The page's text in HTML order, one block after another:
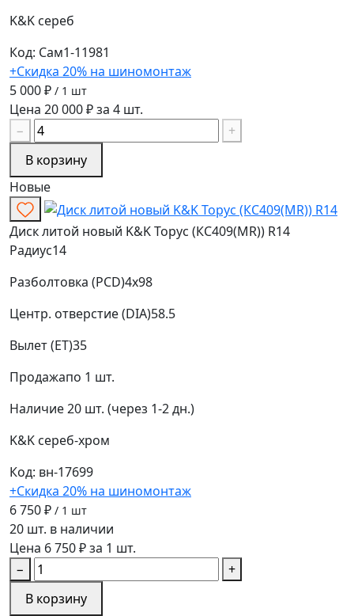
K&K сереб
Код: Сам1-11981
+Скидка 20% на шиномонтаж
5 000 ₽ / 1 шт
Цена 20 000 ₽ за 4 шт.
−
+
В корзину
Новые
Диск литой новый K&K Торус (КС409(MR)) R14
Радиус14
Разболтовка (PCD)4x98
Центр. отверстие (DIA)58.5
Вылет (ET)35
Продажапо 1 шт.
Наличие20 шт. (через 1-2 дн.)
K&K сереб-хром
Код: вн-17699
+Скидка 20% на шиномонтаж
6 750 ₽ / 1 шт
20 шт. в наличии
Цена 6 750 ₽ за 1 шт.
−
+
В корзину